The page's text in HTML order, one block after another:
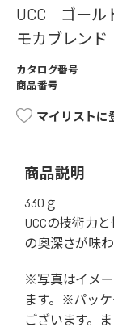
UCC ゴール
モカブレン
カタログ番号
商品番号
マイリストに
商品説明
330ｇ
UCCの技術力
の奥深さが味
※写真はイメ
ます。※パッ
ございます。